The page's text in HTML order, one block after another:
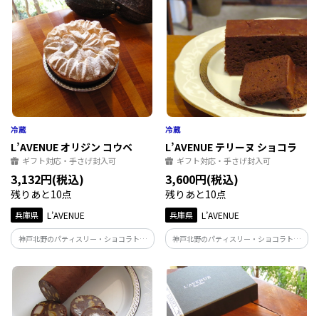
L’AVENUE オリジン コウベ
ギフト対応・手さげ封入可
3,132円(税込)
残りあと10点
兵庫県 L’AVENUE
神戸北野のパティスリー・ショコラトリ
ー「L'AVENUE」の『ORIGINE KOBE』 コ
ーヒー風味のブラウニーをタルト生地と
ダックワーズでサンド ソーテルヌワイン
に漬込んだレーズンのアクセント
L’AVENUE テリーヌ ショコラ
ギフト対応・手さげ封入可
3,600円(税込)
残りあと10点
兵庫県 L’AVENUE
神戸北野のパティスリー・ショコラトリ
ー「L'AVENUE」の『TERRINE
CHOCOLAT』 オリジナルブレンドのチョ
コレートを使用した 力強いカカオの薫り
と、口の中で溶けるような食感が特徴